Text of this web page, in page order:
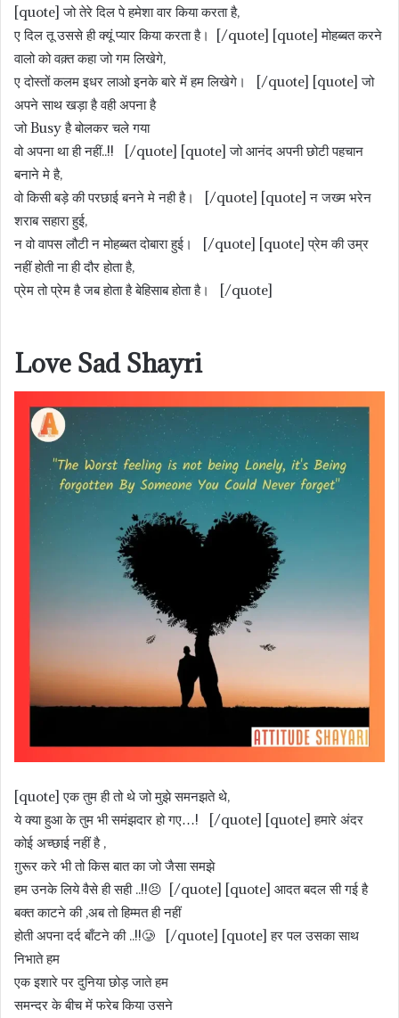
[quote] जो तेरे दिल पे हमेशा वार किया करता है,
ए दिल तू उससे ही क्यूं प्यार किया करता है। [/quote] [quote] मोहब्बत करने
वालो को वक़्त कहा जो गम लिखेगे,
ए दोस्तों कलम इधर लाओ इनके बारे में हम लिखेगे। [/quote] [quote] जो
अपने साथ खड़ा है वही अपना है
जो Busy है बोलकर चले गया
वो अपना था ही नहीं..!! [/quote] [quote] जो आनंद अपनी छोटी पहचान
बनाने मे है,
वो किसी बड़े की परछाई बनने मे नही है। [/quote] [quote] न जख्म भरेन
शराब सहारा हुई,
न वो वापस लौटी न मोहब्बत दोबारा हुई। [/quote] [quote] प्रेम की उम्र
नहीं होती ना ही दौर होता है,
प्रेम तो प्रेम है जब होता है बेहिसाब होता है। [/quote]
Love Sad Shayri
[quote] एक तुम ही तो थे जो मुझे समनझते थे,
ये क्या हुआ के तुम भी समंझदार हो गए…! [/quote] [quote] हमारे अंदर
कोई अच्छाई नहीं है ,
ग़ुरूर करे भी तो किस बात का जो जैसा समझे
हम उनके लिये वैसे ही सही ..!!😣 [/quote] [quote] आदत बदल सी गई है
बक्त काटने की ,अब तो हिम्मत ही नहीं
होती अपना दर्द बाँटने की ..!!🥲 [/quote] [quote] हर पल उसका साथ
निभाते हम
एक इशारे पर दुनिया छोड़ जाते हम
समन्दर के बीच में फरेब किया उसने